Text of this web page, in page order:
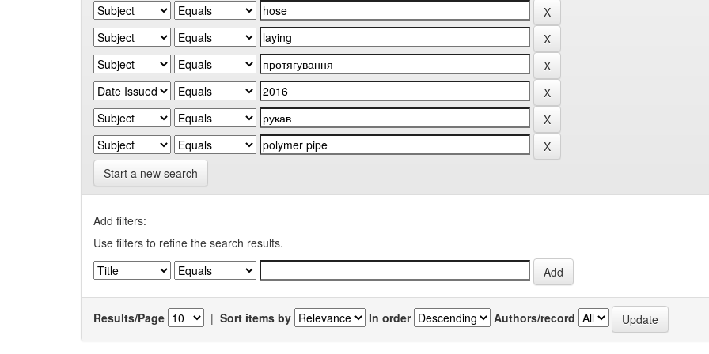
Start a new search
Add filters:
Use filters to refine the search results.
Results/Page | Sort items by In order Authors/record